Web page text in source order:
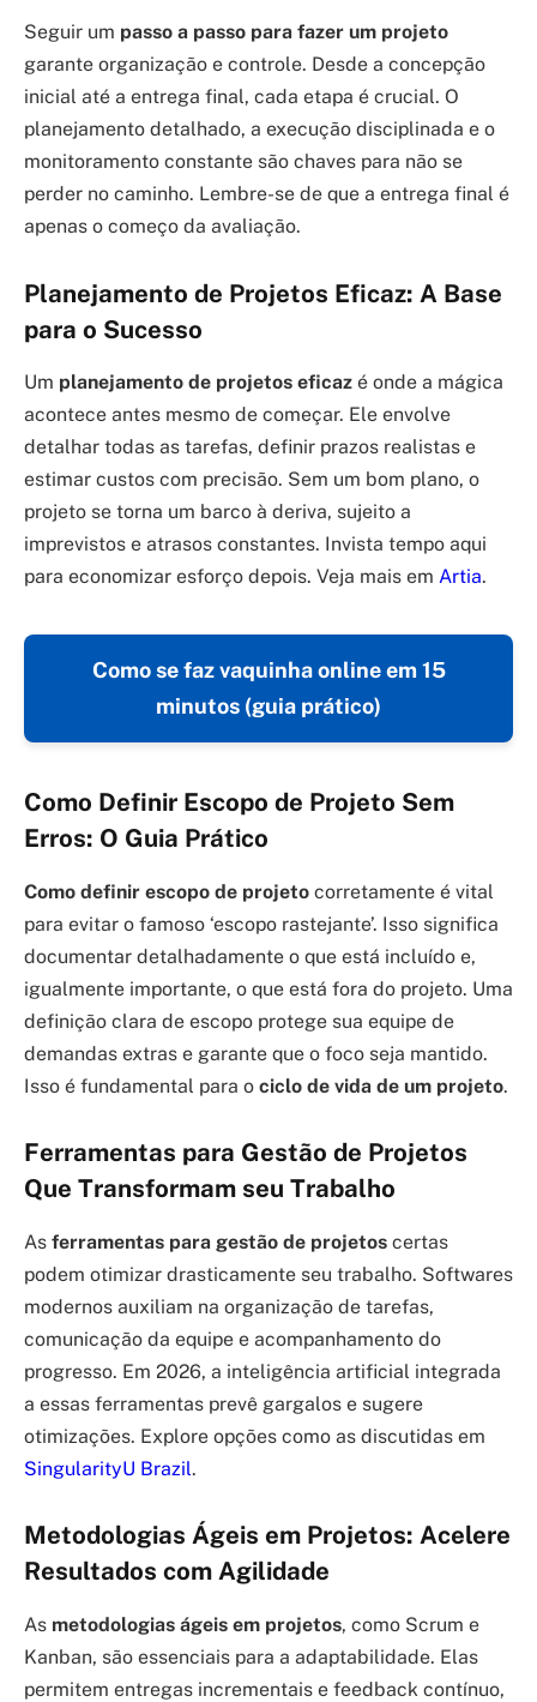
Seguir um passo a passo para fazer um projeto
garante organização e controle. Desde a concepção
inicial até a entrega final, cada etapa é crucial. O
planejamento detalhado, a execução disciplinada e o
monitoramento constante são chaves para não se
perder no caminho. Lembre-se de que a entrega final é
apenas o começo da avaliação.
Planejamento de Projetos Eficaz: A Base
para o Sucesso
Um planejamento de projetos eficaz é onde a mágica
acontece antes mesmo de começar. Ele envolve
detalhar todas as tarefas, definir prazos realistas e
estimar custos com precisão. Sem um bom plano, o
projeto se torna um barco à deriva, sujeito a
imprevistos e atrasos constantes. Invista tempo aqui
para economizar esforço depois. Veja mais em Artia.
Como se faz vaquinha online em 15
minutos (guia prático)
Como Definir Escopo de Projeto Sem
Erros: O Guia Prático
Como definir escopo de projeto corretamente é vital
para evitar o famoso ‘escopo rastejante’. Isso significa
documentar detalhadamente o que está incluído e,
igualmente importante, o que está fora do projeto. Uma
definição clara de escopo protege sua equipe de
demandas extras e garante que o foco seja mantido.
Isso é fundamental para o ciclo de vida de um projeto.
Ferramentas para Gestão de Projetos
Que Transformam seu Trabalho
As ferramentas para gestão de projetos certas
podem otimizar drasticamente seu trabalho. Softwares
modernos auxiliam na organização de tarefas,
comunicação da equipe e acompanhamento do
progresso. Em 2026, a inteligência artificial integrada
a essas ferramentas prevê gargalos e sugere
otimizações. Explore opções como as discutidas em
SingularityU Brazil.
Metodologias Ágeis em Projetos: Acelere
Resultados com Agilidade
As metodologias ágeis em projetos, como Scrum e
Kanban, são essenciais para a adaptabilidade. Elas
permitem entregas incrementais e feedback contínuo,